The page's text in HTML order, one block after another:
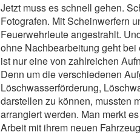
Jetzt muss es schnell gehen.
Fotografen. Mit Scheinwerfern
Feuerwehrleute angestrahlt.
ohne Nachbearbeitung geht
ist nur eine von zahlreichen
Denn um die verschiedenen
Löschwasserförderung,
darstellen zu können, mussten
arrangiert werden. Man merkt
Arbeit mit ihrem neuen